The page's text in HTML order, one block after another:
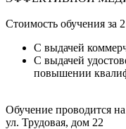
Стоимость обучения за
С выдачей
С выдачей
повышении
Обучение
ул. Трудовая, дом 22